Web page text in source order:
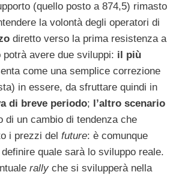
(quello posto a 874,5) rimasto
la volontà degli operatori di
diretto verso la prima resistenza a
potrà avere due sviluppi: il più
come una semplice correzione
in essere, da sfruttare quindi in
di breve periodo; l’altro scenario
di un cambio di tendenza che
i prezzi del future: è comunque
quale sarà lo sviluppo reale.
rally che si svilupperà nella